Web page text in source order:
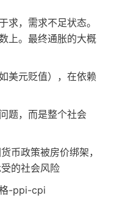
求，需求不足状态。
上。最终通胀的大概
美元贬值），在依赖
题，而是整个社会
币政策被房价绑架，
的社会风险
-ppi-cpi